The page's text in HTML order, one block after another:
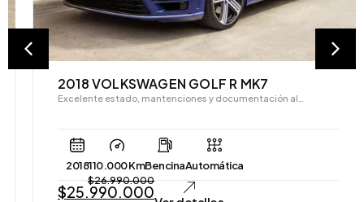
2018 VOLKSWAGEN GOLF R MK7
Excelente estado, mantenciones y documentación al…
2018110.000 KmBencinaAutomática
26.990.000
25.990.000